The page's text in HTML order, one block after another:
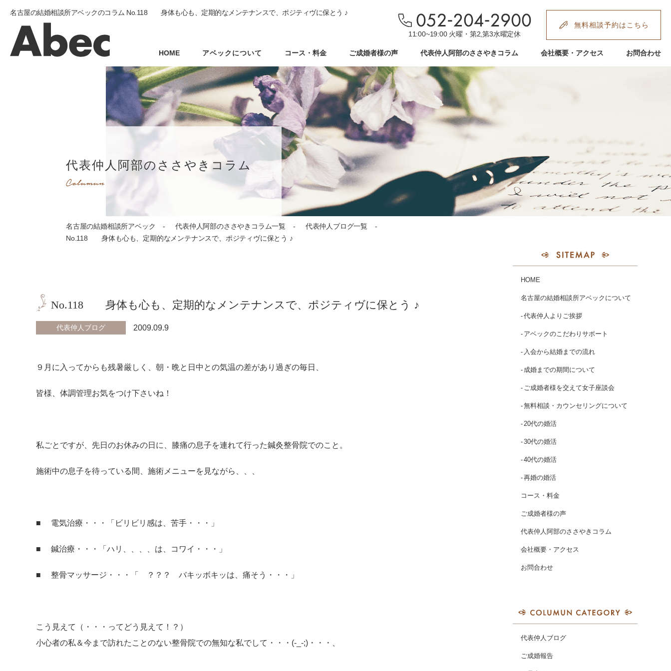
名古屋の結婚相談所アベックのコラム No.118 身体も心も、定期的なメンテナンスで、ポジティヴに保とう ♪
11:00~19:00 火曜・第2,第3水曜定休
無料相談予約はこちら
HOME アベックについて コース・料金 ご成婚者様の声 代表仲人阿部のささやきコラム 会社概要・アクセス お問合わせ
代表仲人阿部のささやきコラム
名古屋の結婚相談所アベック 代表仲人阿部のささやきコラム一覧
代表仲人ブログ一覧
No.118 身体も心も、定期的なメンテナンスで、ポジティヴに保とう ♪
No.118 身体も心も、定期的なメンテナンスで、ポジティヴに保とう ♪
代表仲人ブログ 2009.09.9
９月に入ってからも残暑厳しく、朝・晩と日中との気温の差があり過ぎの毎日、
皆様、体調管理お気をつけ下さいね！
私ごとですが、先日のお休みの日に、膝痛の息子を連れて行った鍼灸整骨院でのこと。
施術中の息子を待っている間、施術メニューを見ながら、、、
■ 電気治療・・・「ビリビリ感は、苦手・・・」
■ 鍼治療・・・「ハリ、、、、は、コワイ・・・」
■ 整骨マッサージ・・・「 ？？？ バキッボキッは、痛そう・・・」
こう見えて（・・・ってどう見えて！？）
小心者の私＆今まで訪れたことのない整骨院での無知な私でして・・・(-_-;)・・・、
HOME
名古屋の結婚相談所アベックについて
代表仲人よりご挨拶
アベックのこだわりサポート
入会から結婚までの流れ
成婚までの期間について
ご成婚者様を交えて女子座談会
無料相談・カウンセリングについて
20代の婚活
30代の婚活
40代の婚活
再婚の婚活
コース・料金
ご成婚者様の声
代表仲人阿部のささやきコラム
会社概要・アクセス
お問合わせ
代表仲人ブログ
ご成婚報告